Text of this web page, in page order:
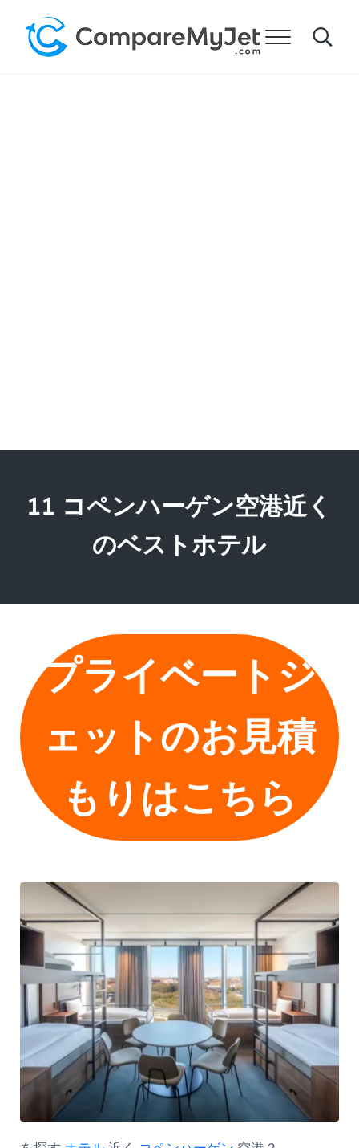
メニュー
11 コペンハーゲン空港近く
のベストホテル
プライベートジ
ェットのお見積
もりはこちら